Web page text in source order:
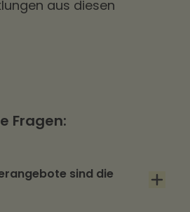
aus diesen
Fragen:
sind die